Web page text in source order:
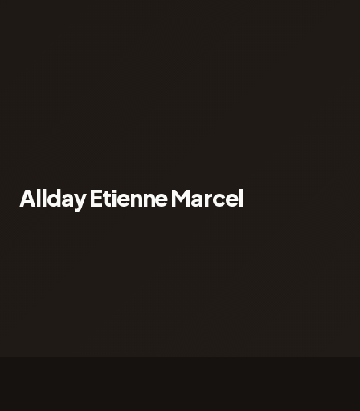
Allday Etienne Marcel